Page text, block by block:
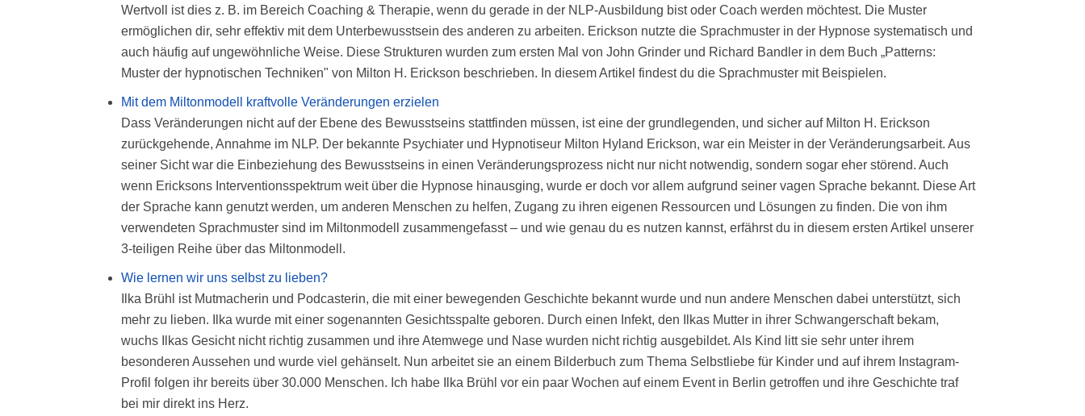
Wertvoll ist dies z. B. im Bereich Coaching & Therapie, wenn du gerade in der NLP-Ausbildung bist oder Coach werden möchtest. Die Muster
ermöglichen dir, sehr effektiv mit dem Unterbewusstsein des anderen zu arbeiten. Erickson nutzte die Sprachmuster in der Hypnose systematisch und
auch häufig auf ungewöhnliche Weise. Diese Strukturen wurden zum ersten Mal von John Grinder und Richard Bandler in dem Buch „Patterns:
Muster der hypnotischen Techniken" von Milton H. Erickson beschrieben. In diesem Artikel findest du die Sprachmuster mit Beispielen.
Mit dem Miltonmodell kraftvolle Veränderungen erzielen
Dass Veränderungen nicht auf der Ebene des Bewusstseins stattfinden müssen, ist eine der grundlegenden, und sicher auf Milton H. Erickson
zurückgehende, Annahme im NLP. Der bekannte Psychiater und Hypnotiseur Milton Hyland Erickson, war ein Meister in der Veränderungsarbeit. Aus
seiner Sicht war die Einbeziehung des Bewusstseins in einen Veränderungsprozess nicht nur nicht notwendig, sondern sogar eher störend. Auch
wenn Ericksons Interventionsspektrum weit über die Hypnose hinausging, wurde er doch vor allem aufgrund seiner vagen Sprache bekannt. Diese Art
der Sprache kann genutzt werden, um anderen Menschen zu helfen, Zugang zu ihren eigenen Ressourcen und Lösungen zu finden. Die von ihm
verwendeten Sprachmuster sind im Miltonmodell zusammengefasst – und wie genau du es nutzen kannst, erfährst du in diesem ersten Artikel unserer
3-teiligen Reihe über das Miltonmodell.
Wie lernen wir uns selbst zu lieben?
Ilka Brühl ist Mutmacherin und Podcasterin, die mit einer bewegenden Geschichte bekannt wurde und nun andere Menschen dabei unterstützt, sich
mehr zu lieben. Ilka wurde mit einer sogenannten Gesichtsspalte geboren. Durch einen Infekt, den Ilkas Mutter in ihrer Schwangerschaft bekam,
wuchs Ilkas Gesicht nicht richtig zusammen und ihre Atemwege und Nase wurden nicht richtig ausgebildet. Als Kind litt sie sehr unter ihrem
besonderen Aussehen und wurde viel gehänselt. Nun arbeitet sie an einem Bilderbuch zum Thema Selbstliebe für Kinder und auf ihrem Instagram-
Profil folgen ihr bereits über 30.000 Menschen. Ich habe Ilka Brühl vor ein paar Wochen auf einem Event in Berlin getroffen und ihre Geschichte traf
bei mir direkt ins Herz.